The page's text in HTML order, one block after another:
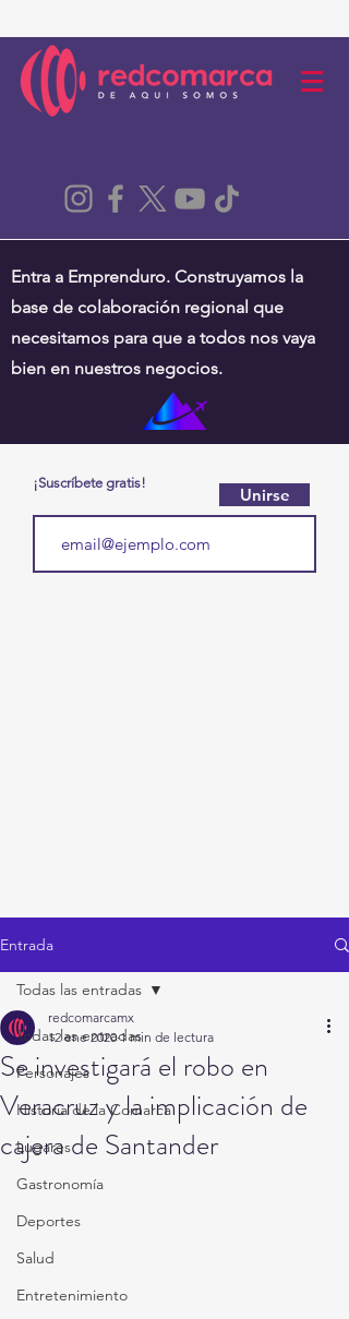
Entra a Emprenduro. Construyamos la
base de colaboración regional que
necesitamos para que a todos nos vaya
bien en nuestros negocios.
¡Suscríbete gratis!
Unirse
Entrada
Todas las entradas
Personajes
Historia de la Comarca
Lugares
Gastronomía
Deportes
Salud
Entretenimiento
Todas las entradas
Se investigará el robo en
Veracruz y la implicación de
cajera de Santander
redcomarcamx
12 ene 2020 1 min de lectura